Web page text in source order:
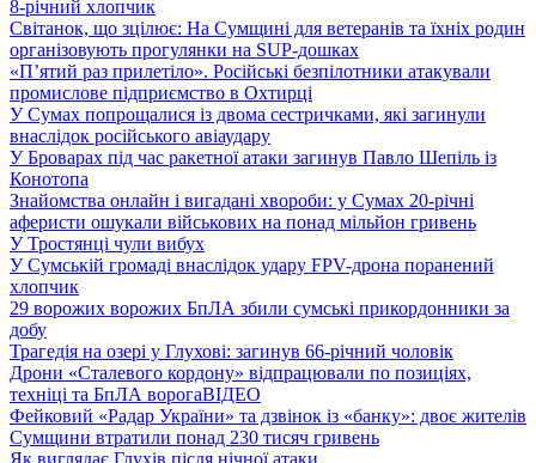
8-річний хлопчик
Світанок, що зцілює: На Сумщині для ветеранів та їхніх родин
організовують прогулянки на SUP-дошках
«П’ятий раз прилетіло». Російські безпілотники атакували
промислове підприємство в Охтирці
У Сумах попрощалися із двома сестричками, які загинули
внаслідок російського авіаудару
У Броварах під час ракетної атаки загинув Павло Шепіль із
Конотопа
Знайомства онлайн і вигадані хвороби: у Сумах 20-річні
аферисти ошукали військових на понад мільйон гривень
У Тростянці чули вибух
У Сумській громаді внаслідок удару FPV-дрона поранений
хлопчик
29 ворожих ворожих БпЛА збили сумські прикордонники за
добу
Трагедія на озері у Глухові: загинув 66-річний чоловік
Дрони «Сталевого кордону» відпрацювали по позиціях,
техніці та БпЛА ворогаВІДЕО
Фейковий «Радар України» та дзвінок із «банку»: двоє жителів
Сумщини втратили понад 230 тисяч гривень
Як виглядає Глухів після нічної атаки